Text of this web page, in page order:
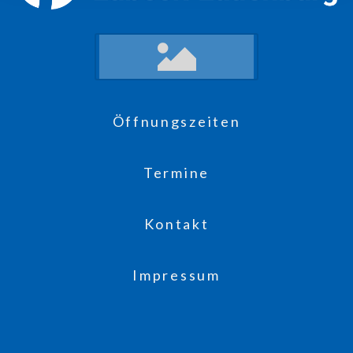
Öffnungszeiten
Termine
Kontakt
Impressum